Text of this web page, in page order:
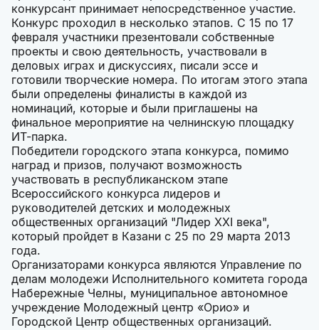
конкурсант принимает непосредственное участие.
Конкурс проходил в несколько этапов. С 15 по 17
февраля участники презентовали собственные
проекты и свою деятельность, участвовали в
деловых играх и дискуссиях, писали эссе и
готовили творческие номера. По итогам этого этапа
были определены финалисты в каждой из
номинаций, которые и были приглашены на
финальное мероприятие на челнинскую площадку
ИТ-парка.
Победители городского этапа конкурса, помимо
наград и призов, получают возможность
участвовать в республиканском этапе
Всероссийского конкурса лидеров и
руководителей детских и молодежных
общественных организаций "Лидер XXI века",
который пройдет в Казани с 25 по 29 марта 2013
года.
Организаторами конкурса являются Управление по
делам молодежи Исполнительного комитета города
Набережные Челны, муниципальное автономное
учреждение Молодежный центр «Орио» и
Городской Центр общественных организаций.